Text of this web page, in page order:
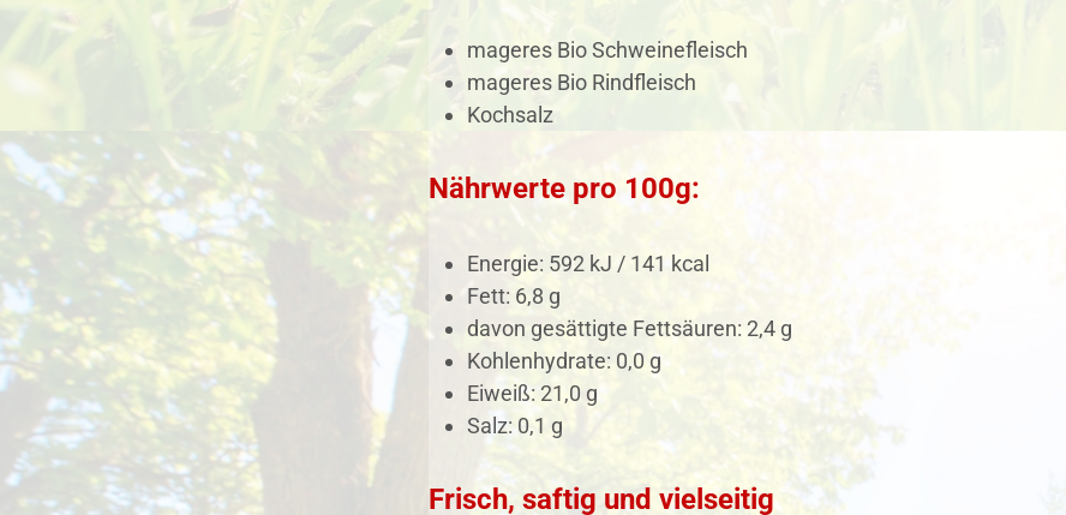
mageres Bio Schweinefleisch
mageres Bio Rindfleisch
Kochsalz
Nährwerte pro 100g:
Energie: 592 kJ / 141 kcal
Fett: 6,8 g
davon gesättigte Fettsäuren: 2,4 g
Kohlenhydrate: 0,0 g
Eiweiß: 21,0 g
Salz: 0,1 g
Frisch, saftig und vielseitig